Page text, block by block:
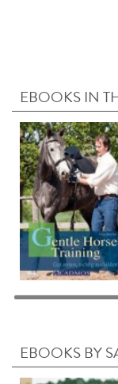
EBOOKS IN
EBOOKS BY